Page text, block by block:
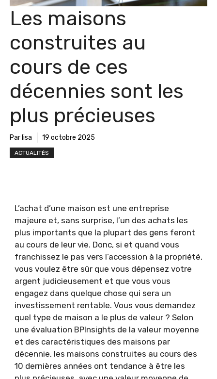
Les maisons
construites au
cours de ces
décennies sont les
plus précieuses
Par lisa 19 octobre 2025
ACTUALITÉS
L’achat d’une maison est une entreprise
majeure et, sans surprise, l’un des achats les
plus importants que la plupart des gens feront
au cours de leur vie. Donc, si et quand vous
franchissez le pas vers l’accession à la propriété,
vous voulez être sûr que vous dépensez votre
argent judicieusement et que vous vous
engagez dans quelque chose qui sera un
investissement rentable. Vous vous demandez
quel type de maison a le plus de valeur ? Selon
une évaluation BPInsights de la valeur moyenne
et des caractéristiques des maisons par
décennie, les maisons construites au cours des
10 dernières années ont tendance à être les